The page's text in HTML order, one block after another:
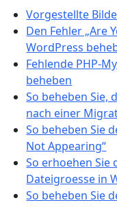
Vorgestellte
Den Fehler „Are
WordPress
Fehlende PHP-
beheben
So beheben Sie,
nach einer
So beheben Sie
Not Appearing“
So erhoehen Sie
Dateigroesse in
So beheben Sie